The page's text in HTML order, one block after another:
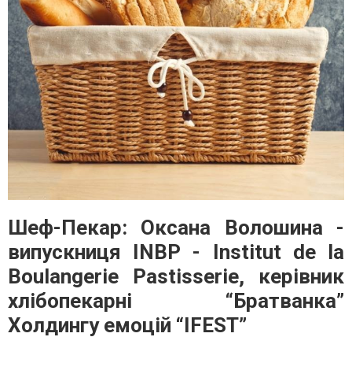
Шеф-Пекар: Оксана Волошина -
випускниця INBP - Institut de la
Boulangerie Pastisserie, керівник
хлібопекарні “Братванка”
Холдингу емоцій “IFEST”